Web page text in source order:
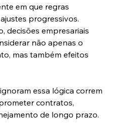
em que regras
progressivos.
decisões empresariais
não apenas o
mas também efeitos
essa lógica correm
contratos,
de longo prazo.